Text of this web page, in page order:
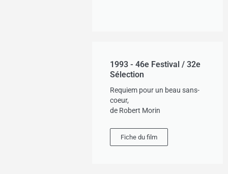
1993 - 46e Festival / 32e
Sélection
Requiem pour un beau sans-
coeur,
de Robert Morin
Fiche du film